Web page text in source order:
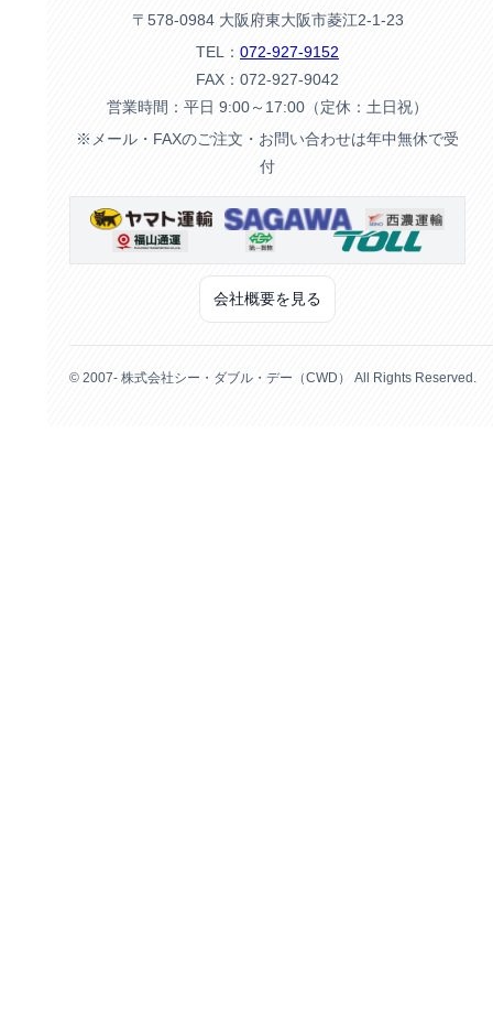
〒578-0984 大阪府東大阪市菱江2-1-23
TEL： 072-927-9152
FAX：072-927-9042
営業時間：平日 9:00～17:00（定休：土日祝）
※メール・FAXのご注文・お問い合わせは年中無休で受
付
会社概要を見る
© 2007- 株式会社シー・ダブル・デー（CWD） All Rights Reserved.